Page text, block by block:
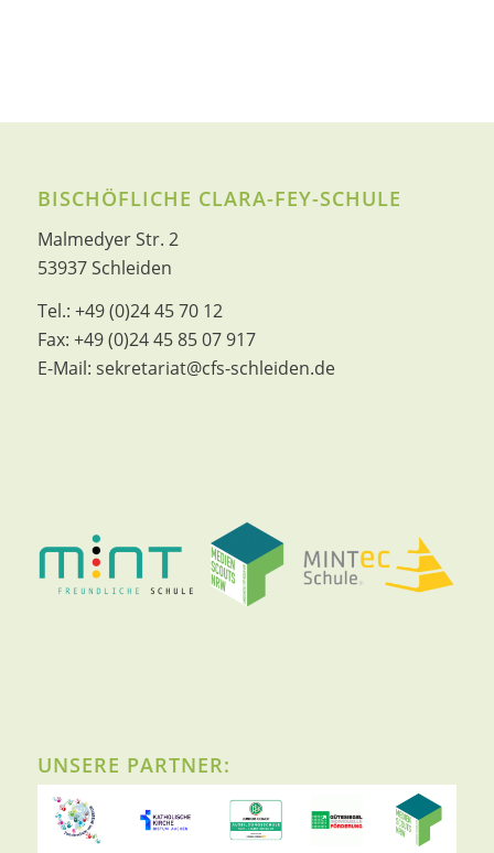
BISCHÖFLICHE CLARA-FEY-SCHULE
Malmedyer Str. 2
53937 Schleiden
Tel.: +49 (0)24 45 70 12
Fax: +49 (0)24 45 85 07 917
E-Mail: sekretariat@cfs-schleiden.de
UNSERE PARTNER: